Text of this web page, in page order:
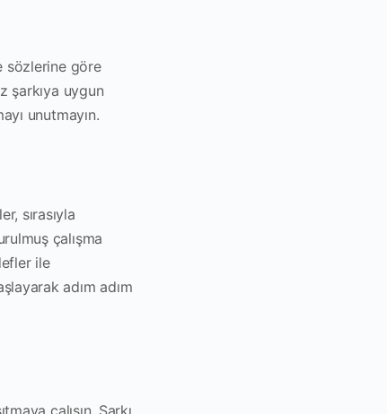
sözlerine göre
şarkıya uygun
unutmayın.
sırasıyla
çalışma
ile
adım adım
çalışın. Şarkı